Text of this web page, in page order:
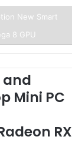
New Smart
8 GPU
and
Mini PC
RX